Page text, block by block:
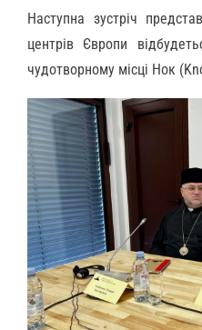
Наступна зустріч
центрів Європи
чудотворному місці Нок